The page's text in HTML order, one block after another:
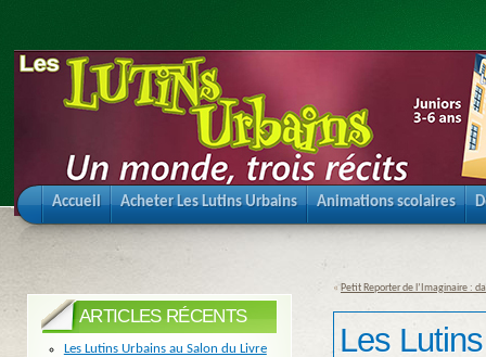
Accueil Acheter Les Lutins Urbains Animations scolaires
« Petit Reporter de l’Imaginaire :
Les
ARTICLES RÉCENTS
Les Lutins Urbains au Salon du Livre